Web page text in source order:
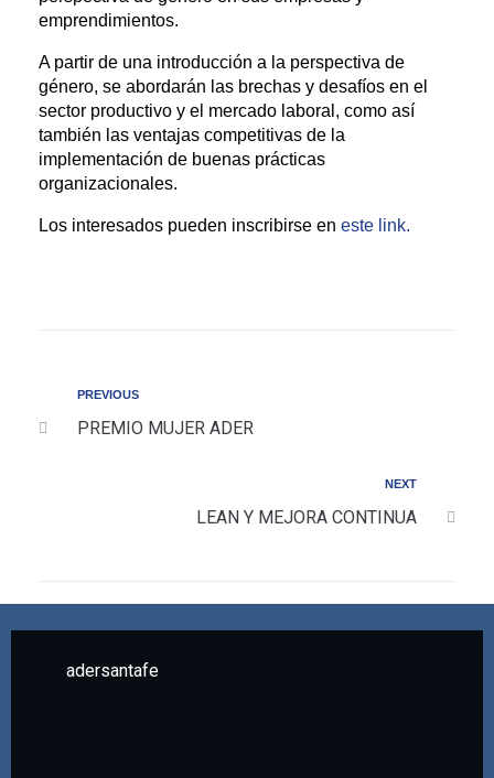
emprendimientos.
A partir de una introducción a la perspectiva de
género, se abordarán las brechas y desafíos en el
sector productivo y el mercado laboral, como así
también las ventajas competitivas de la
implementación de buenas prácticas
organizacionales.
Los interesados pueden inscribirse en este link.
PREVIOUS
PREMIO MUJER ADER
NEXT
LEAN Y MEJORA CONTINUA
adersantafe